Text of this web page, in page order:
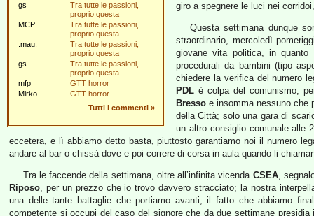
gs
Tra tutte le passioni,
proprio questa
MCP
Tra tutte le passioni,
proprio questa
.mau.
Tra tutte le passioni,
proprio questa
gs
Tra tutte le passioni,
proprio questa
mfp
GTT horror
Mirko
GTT horror
Tutti i commenti »
giro a spegnere le luci nei
Questa settimana dunque
straordinario, mercoledì
giovane vita politica, in
procedurali da bambini (tipo
chiedere la verifica del numero
PDL è colpa del comunismo,
Bresso e insomma nessuno che
della Città; solo una gara di
un altro consiglio comunale alle
eccetera, e lì abbiamo detto basta, piuttosto garantiamo noi il numero
andare al bar o chissà dove e poi correre di corsa in aula quando li
Tra le faccende della settimana, oltre all’infinita vicenda CSEA,
Riposo, per un prezzo che io trovo davvero stracciato; la nostra
una delle tante battaglie che portiamo avanti; il fatto che abbiamo
competente si occupi del caso del signore che da due settimane